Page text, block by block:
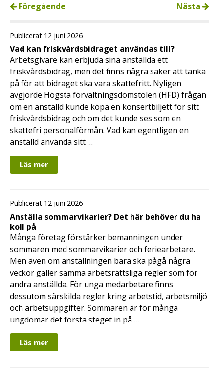
Föregående Nästa
Publicerat 12 juni 2026
Vad kan friskvårdsbidraget användas till?
Arbetsgivare kan erbjuda sina anställda ett
friskvårdsbidrag, men det finns några saker att tänka
på för att bidraget ska vara skattefritt. Nyligen
avgjorde Högsta förvaltningsdomstolen (HFD) frågan
om en anställd kunde köpa en konsertbiljett för sitt
friskvårdsbidrag och om det kunde ses som en
skattefri personalförmån. Vad kan egentligen en
anställd använda sitt …
Läs mer
Publicerat 12 juni 2026
Anställa sommarvikarier? Det här behöver du ha
koll på
Många företag förstärker bemanningen under
sommaren med sommarvikarier och feriearbetare.
Men även om anställningen bara ska pågå några
veckor gäller samma arbetsrättsliga regler som för
andra anställda. För unga medarbetare finns
dessutom särskilda regler kring arbetstid, arbetsmiljö
och arbetsuppgifter. Sommaren är för många
ungdomar det första steget in på …
Läs mer